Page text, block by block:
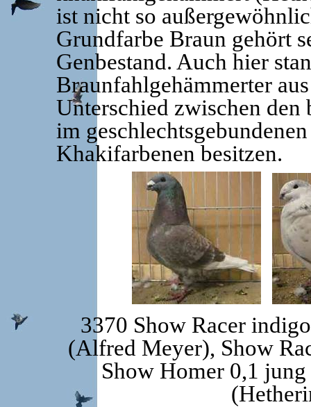
ist nicht so
Grundfarbe Braun gehört
Genbestand. Auch hier
Braunfahlgehämmerter
Unterschied zwischen den
im
Khakifarbenen besitzen.
3370 Show Racer
(Alfred Meyer), Show
Show Homer 0,1